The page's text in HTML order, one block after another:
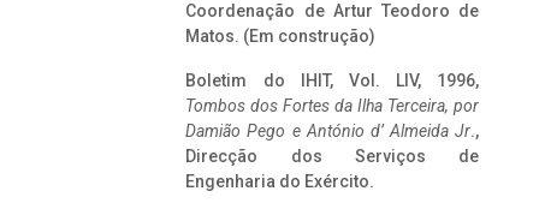
Coordenação de Artur Teodoro de
Matos. (Em construção)
Boletim do IHIT, Vol. LIV, 1996,
Tombos dos Fortes da Ilha Terceira, por
Damião Pego e António d’ Almeida Jr.,
Direcção dos Serviços de
Engenharia do Exército.